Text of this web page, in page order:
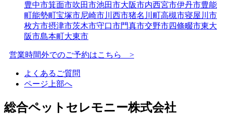
豊中市箕面市吹田市池田市大阪市内西宮市伊丹市豊能
町能勢町宝塚市尼崎市川西市猪名川町高槻市寝屋川市
枚方市摂津市茨木市守口市門真市交野市四條畷市東大
阪市島本町大東市
営業時間外でのご予約はこちら >
よくあるご質問
ページ上部へ
総合ペットセレモニー株式会社